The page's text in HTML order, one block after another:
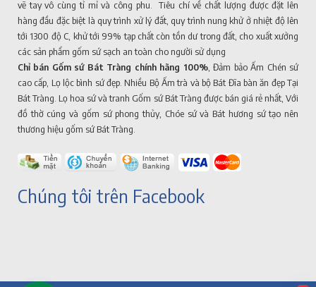
vẽ tay vô cùng tỉ mỉ và công phu. Tiêu chí về chất lượng được đặt lên
hàng đầu đặc biệt là quy trình xử lý đất, quy trình nung khử ở nhiệt độ lên
tới 1300 độ C, khử tới 99% tạp chất còn tồn dư trong đất, cho xuất xưởng
các sản phẩm gốm sứ sạch an toàn cho người sử dụng
Chỉ bán Gốm sứ Bát Tràng chính hãng 100%, Đảm bảo Ấm Chén sứ
cao cấp, Lọ lộc bình sứ đẹp. Nhiều Bộ Ấm trà và bộ Bát Đĩa bàn ăn đẹp Tại
Bát Tràng. Lọ hoa sứ và tranh Gốm sứ Bát Tràng được bán giá rẻ nhất, Với
đồ thờ cúng và gốm sứ phong thủy, Chóe sứ và Bát hương sứ tạo nên
thương hiệu gốm sứ Bát Tràng.
Chúng tôi trên Facebook